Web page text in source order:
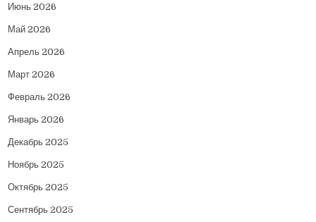
Июнь 2026
Май 2026
Апрель 2026
Март 2026
Февраль 2026
Январь 2026
Декабрь 2025
Ноябрь 2025
Октябрь 2025
Сентябрь 2025